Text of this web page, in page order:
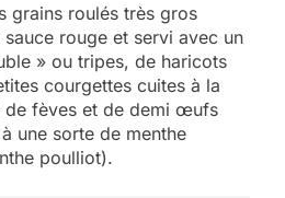
grains roulés très gros
sauce rouge et servi avec un
» ou tripes, de haricots
courgettes cuites à la
de fèves et de demi œufs
une sorte de menthe
poulliot).